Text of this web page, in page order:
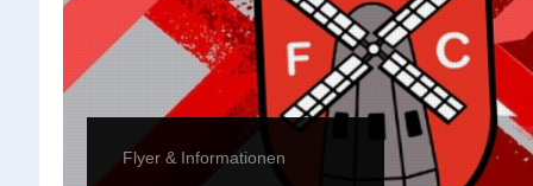
Flyer & Informationen